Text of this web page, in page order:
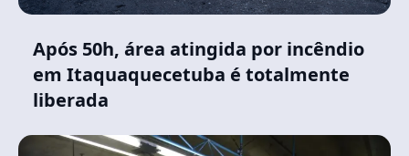
Após 50h, área atingida por incêndio
em Itaquaquecetuba é totalmente
liberada